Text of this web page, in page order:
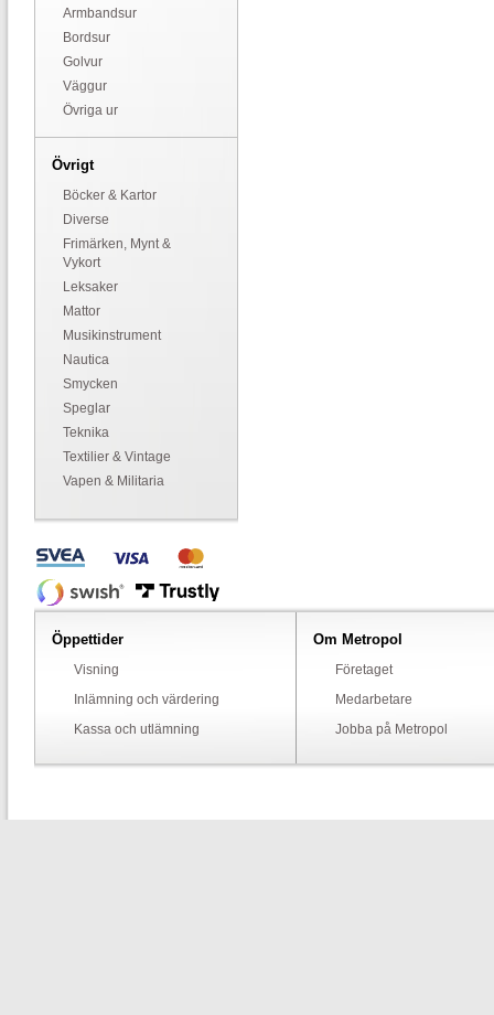
Armbandsur
Bordsur
Golvur
Väggur
Övriga ur
Övrigt
Böcker & Kartor
Diverse
Frimärken, Mynt &
Vykort
Leksaker
Mattor
Musikinstrument
Nautica
Smycken
Speglar
Teknika
Textilier & Vintage
Vapen & Militaria
Öppettider
Visning
Inlämning och värdering
Kassa och utlämning
Om Metropol
Företaget
Medarbetare
Jobba på Metropol